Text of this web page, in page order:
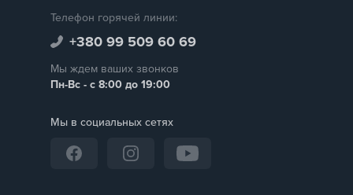
Телефон горячей линии:
+380 99 509 60 69
Мы ждем ваших звонков
Пн-Вс - с 8:00 до 19:00
Мы в социальных сетях